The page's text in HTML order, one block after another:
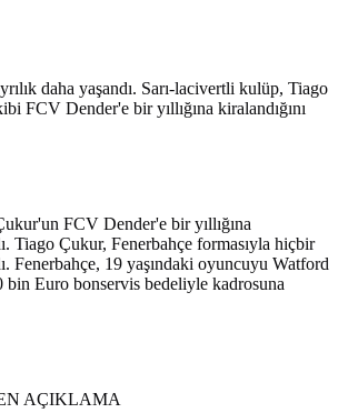
daha yaşandı. Sarı-lacivertli kulüp, Tiago
FCV Dender'e bir yıllığına kiralandığını
FCV Dender'e bir yıllığına
Tiago Çukur, Fenerbahçe formasıyla hiçbir
Fenerbahçe, 19 yaşındaki oyuncuyu Watford
bin Euro bonservis bedeliyle kadrosuna
AÇIKLAMA